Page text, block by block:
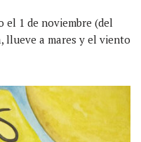
el 1 de noviembre (del
llueve a mares y el viento